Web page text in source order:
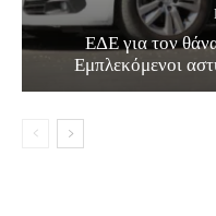
ΕΔΕ για τον
Εμπλεκόμενοι